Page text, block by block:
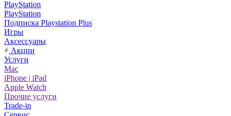
PlayStation
PlayStation
Подписка Playstation Plus
Игры
Аксессуары
Акции
Услуги
Mac
iPhone | iPad
Apple Watch
Прочие услуги
Trade-in